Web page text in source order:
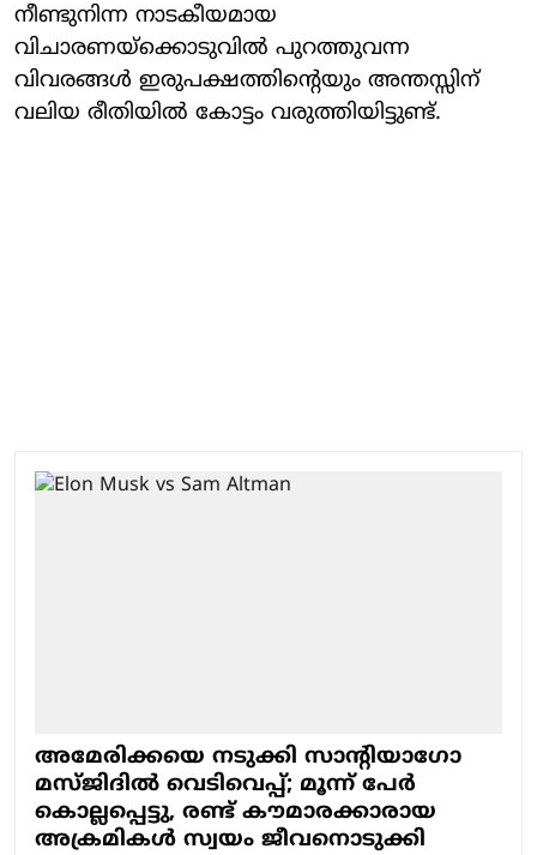
നീണ്ടുനിന്ന നാടകീയമായ
വിചാരണയ്ക്കൊടുവിൽ പുറത്തുവന്ന
വിവരങ്ങൾ ഇരുപക്ഷത്തിന്റെയും അന്തസ്സിന്
വലിയ രീതിയിൽ കോട്ടം വരുത്തിയിട്ടുണ്ട്.
അമേരിക്കയെ നടുക്കി സാന്റിയാഗോ
മസ്ജിദിൽ വെടിവെപ്പ്; മൂന്ന് പേർ
കൊല്ലപ്പെട്ടു, രണ്ട് കൗമാരക്കാരായ
അക്രമികൾ സ്വയം ജീവനൊടുക്കി